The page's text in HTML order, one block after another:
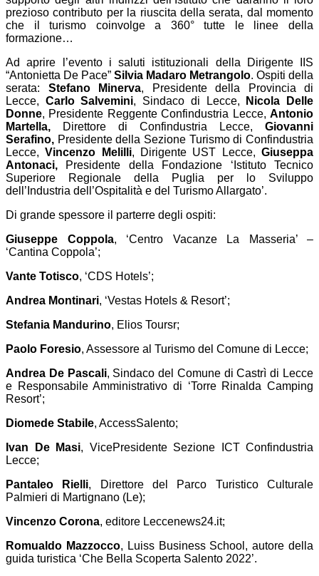
prezioso contributo per la riuscita della serata, dal momento
che il turismo coinvolge a 360° tutte le linee della
formazione…
Ad aprire l’evento i saluti istituzionali della Dirigente IIS
“Antonietta De Pace” Silvia Madaro Metrangolo. Ospiti della
serata: Stefano Minerva, Presidente della Provincia di
Lecce, Carlo Salvemini, Sindaco di Lecce,
Nicola Delle
Donne, Presidente Reggente Confindustria Lecce, Antonio
Martella,
Direttore di Confindustria Lecce, Giovanni
Serafino, Presidente della Sezione Turismo di Confindustria
Lecce,Vincenzo Melilli, Dirigente UST Lecce,Giuseppa
Antonaci, Presidente della Fondazione ‘Istituto Tecnico
Superiore Regionale della Puglia per lo Sviluppo
dell’Industria dell’Ospitalità e del Turismo Allargato’.
Di grande spessore il parterre degli ospiti:
Giuseppe Coppola, ‘Centro Vacanze La Masseria’ –
‘Cantina Coppola’;
Vante Totisco, ‘CDS Hotels’;
Andrea Montinari, ‘Vestas Hotels & Resort’;
Stefania Mandurino, Elios Toursr;
Paolo Foresio, Assessore al Turismo del Comune di Lecce;
Andrea De Pascali, Sindaco del Comune di Castrì di Lecce
e Responsabile Amministrativo di ‘Torre Rinalda Camping
Resort’;
Diomede Stabile, AccessSalento;
Ivan De Masi, VicePresidente Sezione ICT Confindustria
Lecce;
Pantaleo Rielli, Direttore del Parco Turistico Culturale
Palmieri di Martignano (Le);
Vincenzo Corona, editore Leccenews24.it;
Romualdo Mazzocco, Luiss Business School, autore della
guida turistica ‘Che Bella Scoperta Salento 2022’.